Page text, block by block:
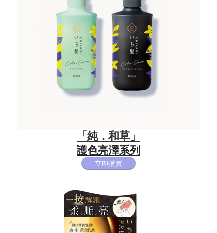
「純．和草」
護色亮澤系列​
立即購買